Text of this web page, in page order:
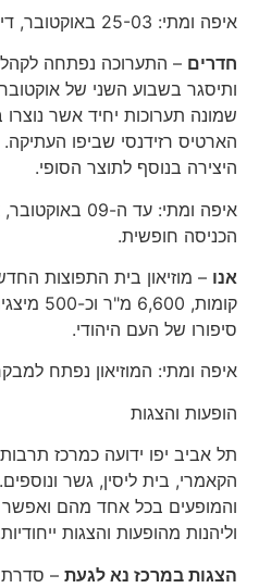
איפה ומתי: 25-03 באוקטובר, דיזינגוף 77, הכניסה חופשית.
חדרים– התערוכה נפתחה לקהל
ותיסגר בשבוע השני של אוקטובר.
שמונה תערוכות יחיד אשר נוצרו
הארטיס רזידנסי שביפו העתיקה.
היצירה בנוסף לתוצר הסופי.
איפה ומתי: עד ה-09
הכניסה חופשית.
אנו– מוזיאון בית התפוצות
קומות, 6,600
סיפורו של העם היהודי.
איפה ומתי: המוזיאון נפתח
הופעות והצגות
תל אביב יפו ידועה כמרכז תרבות
הקאמרי, בית ליסין, גשר
והמופעים בכל אחד מהם ואפשר
וליהנות מהופעות והצגות ייחודיות.
הצגות במרכז נא לגעת– סדרת